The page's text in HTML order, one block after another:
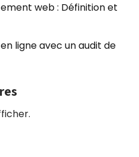
web : Définition et
ligne avec un audit de